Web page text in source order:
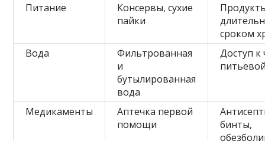
Питание
Консервы, сухие
пайки
сроком
Вода
Фильтрованная
и
бутылированная
вода
Доступ к
Медикаменты
Аптечка первой
помощи
бинты,